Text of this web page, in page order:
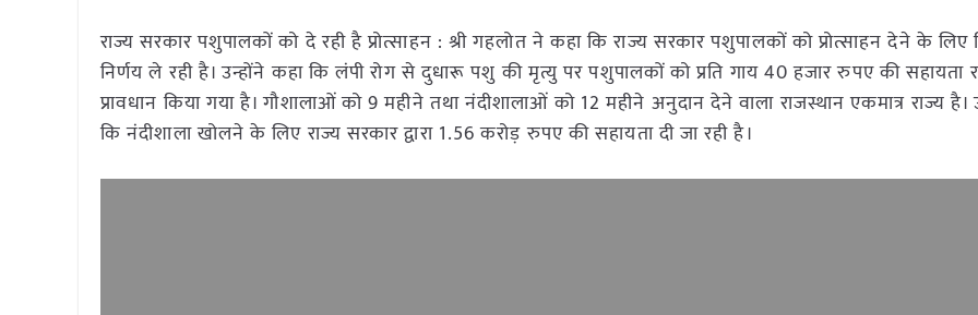
राज्य सरकार पशुपालकों को दे रही है प्रोत्साहन : श्री गहलोत ने कहा कि राज्य सरकार पशुपालकों को प्रोत्साहन देने के लिए
निर्णय ले रही है। उन्होंने कहा कि लंपी रोग से दुधारू पशु की मृत्यु पर पशुपालकों को प्रति गाय 40 हजार रुपए की सहायता
प्रावधान किया गया है। गौशालाओं को 9 महीने तथा नंदीशालाओं को 12 महीने अनुदान देने वाला राजस्थान एकमात्र राज्य है।
कि नंदीशाला खोलने के लिए राज्य सरकार द्वारा 1.56 करोड़ रुपए की सहायता दी जा रही है।